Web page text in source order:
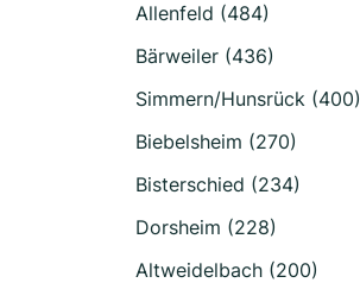
Allenfeld (484)
Bärweiler (436)
Simmern/Hunsrück (400)
Biebelsheim (270)
Bisterschied (234)
Dorsheim (228)
Altweidelbach (200)